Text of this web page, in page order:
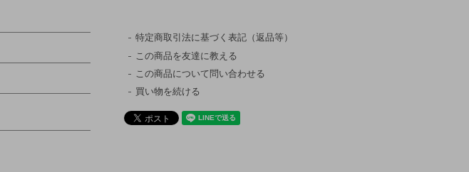
特定商取引法に基づく表記（返品等）
この商品を友達に教える
この商品について問い合わせる
買い物を続ける